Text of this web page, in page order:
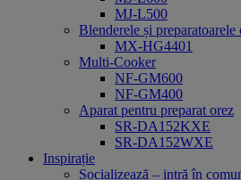
MJ-L500
Blenderele și preparatoarele
MX-HG4401
Multi-Cooker
NF-GM600
NF-GM400
Aparat pentru preparat orez
SR-DA152KXE
SR-DA152WXE
Inspirație
Socializează – intră în